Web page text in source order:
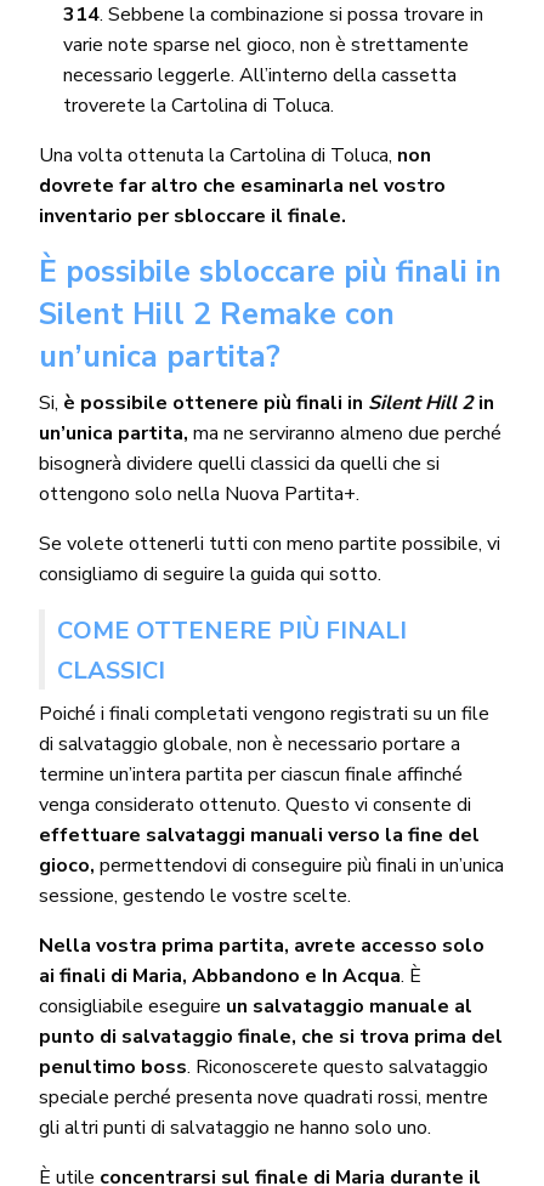
314. Sebbene la combinazione si possa trovare in
varie note sparse nel gioco, non è strettamente
necessario leggerle. All’interno della cassetta
troverete la Cartolina di Toluca.
Una volta ottenuta la Cartolina di Toluca, non
dovrete far altro che esaminarla nel vostro
inventario per sbloccare il finale.
È possibile sbloccare più finali in
Silent Hill 2 Remake con
un’unica partita?
Si, è possibile ottenere più finali in Silent Hill 2in
un’unica partita, ma ne serviranno almeno due perché
bisognerà dividere quelli classici da quelli che si
ottengono solo nella Nuova Partita+.
Se volete ottenerli tutti con meno partite possibile, vi
consigliamo di seguire la guida qui sotto.
COME OTTENERE PIÙ FINALI
CLASSICI
Poiché i finali completati vengono registrati su un file
di salvataggio globale, non è necessario portare a
termine un’intera partita per ciascun finale affinché
venga considerato ottenuto. Questo vi consente di
effettuare salvataggi manuali verso la fine del
gioco, permettendovi di conseguire più finali in un’unica
sessione, gestendo le vostre scelte.
Nella vostra prima partita, avrete accesso solo
ai finali di Maria, Abbandono e In Acqua. È
consigliabile eseguire un salvataggio manuale al
punto di salvataggio finale, che si trova prima del
penultimo boss. Riconoscerete questo salvataggio
speciale perché presenta nove quadrati rossi, mentre
gli altri punti di salvataggio ne hanno solo uno.
È utile concentrarsi sul finale di Maria durante il